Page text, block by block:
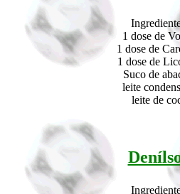
1 dose de
1 dose de
1 dose de
Suco de
leite
leite de